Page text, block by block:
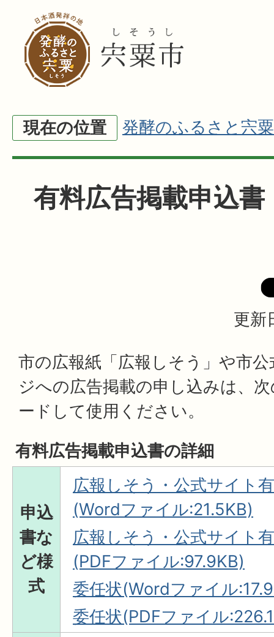
現在の位置 発酵のふるさと宍粟
有料広告掲載申込書
更新
市の広報紙「広報しそう」や市
ジへの広告掲載の申し込みは、
ードして使用ください。
有料広告掲載申込書の詳細
申込
書な
ど様
式
広報しそう・公式サイト
(Wordファイル:21.5KB)
広報しそう・公式サイト
(PDFファイル:97.9KB)
委任状(Wordファイル
委任状(PDFファイル